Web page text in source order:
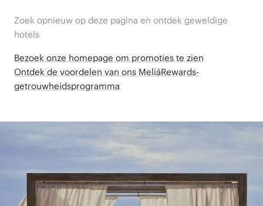
Zoek opnieuw op deze pagina en ontdek geweldige
hotels
Bezoek onze homepage om promoties te zien
Ontdek de voordelen van ons MeliáRewards-
getrouwheidsprogramma